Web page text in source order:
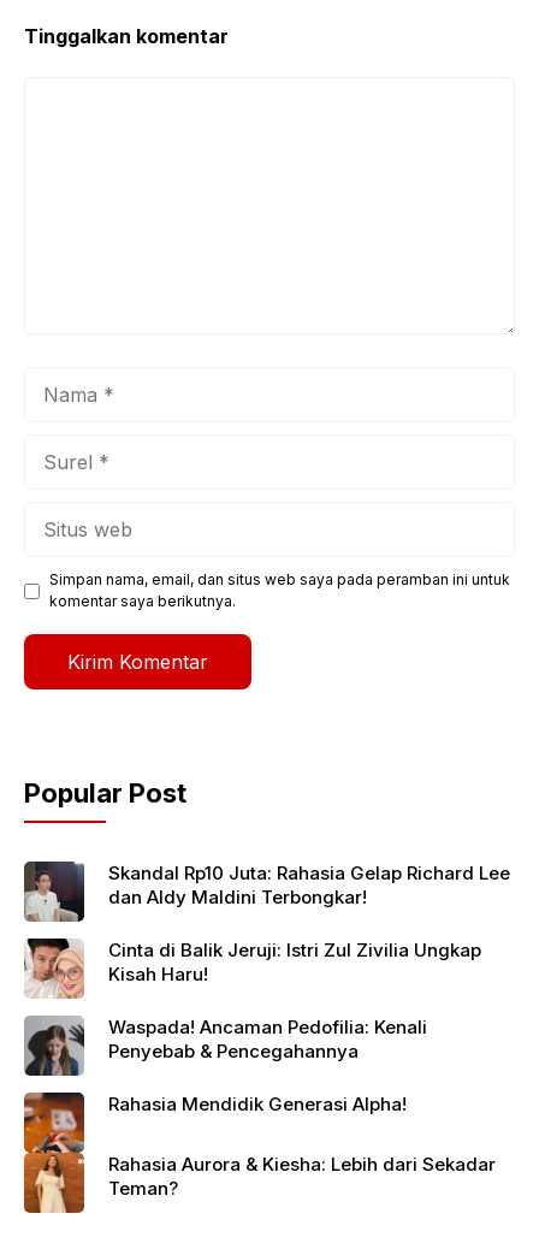
k
Tinggalkan komentar
Simpan nama, email, dan situs web saya pada peramban ini untuk
komentar saya berikutnya.
Popular Post
Skandal Rp10 Juta: Rahasia Gelap Richard Lee
dan Aldy Maldini Terbongkar!
Cinta di Balik Jeruji: Istri Zul Zivilia Ungkap
Kisah Haru!
Waspada! Ancaman Pedofilia: Kenali
Penyebab & Pencegahannya
Rahasia Mendidik Generasi Alpha!
Rahasia Aurora & Kiesha: Lebih dari Sekadar
Teman?